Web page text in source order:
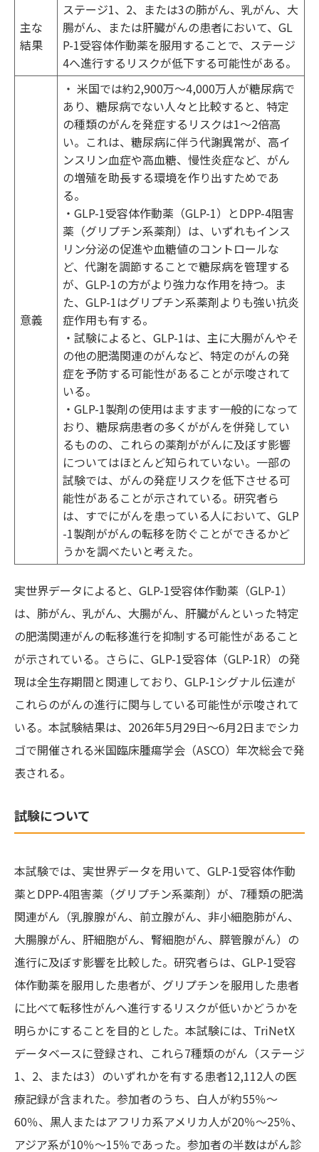
主な
結果
ステージ1、2、または3の肺がん、乳がん、大
腸がん、または肝臓がんの患者において、GL
P-1受容体作動薬を服用することで、ステージ
4へ進行するリスクが低下する可能性がある。
意義
・ 米国では約2,900万～4,000万人が糖尿病で
あり、糖尿病でない人々と比較すると、特定
の種類のがんを発症するリスクは1～2倍高
い。これは、糖尿病に伴う代謝異常が、高イ
ンスリン血症や高血糖、慢性炎症など、がん
の増殖を助長する環境を作り出すためであ
る。
・GLP-1受容体作動薬（GLP-1）とDPP-4阻害
薬（グリプチン系薬剤）は、いずれもインス
リン分泌の促進や血糖値のコントロールな
ど、代謝を調節することで糖尿病を管理する
が、GLP-1の方がより強力な作用を持つ。ま
た、GLP-1はグリプチン系薬剤よりも強い抗炎
症作用も有する。
・試験によると、GLP-1は、主に大腸がんやそ
の他の肥満関連のがんなど、特定のがんの発
症を予防する可能性があることが示唆されて
いる。
・GLP-1製剤の使用はますます一般的になって
おり、糖尿病患者の多くががんを併発してい
るものの、これらの薬剤ががんに及ぼす影響
についてはほとんど知られていない。一部の
試験では、がんの発症リスクを低下させる可
能性があることが示されている。研究者ら
は、すでにがんを患っている人において、GLP
-1製剤ががんの転移を防ぐことができるかど
うかを調べたいと考えた。
実世界データによると、GLP-1受容体作動薬（GLP-1）
は、肺がん、乳がん、大腸がん、肝臓がんといった特定
の肥満関連がんの転移進行を抑制する可能性があること
が示されている。さらに、GLP-1受容体（GLP-1R）の発
現は全生存期間と関連しており、GLP-1シグナル伝達が
これらのがんの進行に関与している可能性が示唆されて
いる。本試験結果は、2026年5月29日～6月2日までシカ
ゴで開催される米国臨床腫瘍学会（ASCO）年次総会で発
表される。
試験について
本試験では、実世界データを用いて、GLP-1受容体作動
薬とDPP-4阻害薬（グリプチン系薬剤）が、7種類の肥満
関連がん（乳腺腺がん、前立腺がん、非小細胞肺がん、
大腸腺がん、肝細胞がん、腎細胞がん、膵管腺がん）の
進行に及ぼす影響を比較した。研究者らは、GLP-1受容
体作動薬を服用した患者が、グリプチンを服用した患者
に比べて転移性がんへ進行するリスクが低いかどうかを
明らかにすることを目的とした。本試験には、TriNetX
データベースに登録され、これら7種類のがん（ステージ
1、2、または3）のいずれかを有する患者12,112人の医
療記録が含まれた。参加者のうち、白人が約55％～
60％、黒人またはアフリカ系アメリカ人が20％～25％、
アジア系が10％～15％であった。参加者の半数はがん診